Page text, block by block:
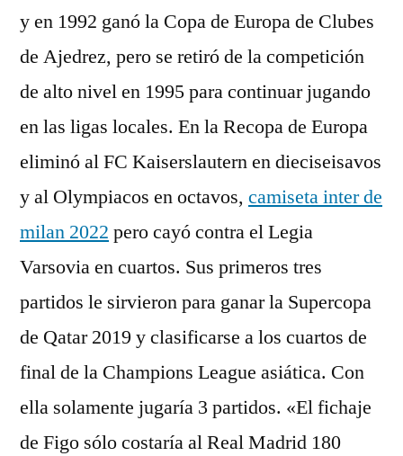
y en 1992 ganó la Copa de Europa de Clubes
de Ajedrez, pero se retiró de la competición
de alto nivel en 1995 para continuar jugando
en las ligas locales. En la Recopa de Europa
eliminó al FC Kaiserslautern en dieciseisavos
y al Olympiacos en octavos, camiseta inter de
milan 2022 pero cayó contra el Legia
Varsovia en cuartos. Sus primeros tres
partidos le sirvieron para ganar la Supercopa
de Qatar 2019 y clasificarse a los cuartos de
final de la Champions League asiática. Con
ella solamente jugaría 3 partidos. «El fichaje
de Figo sólo costaría al Real Madrid 180